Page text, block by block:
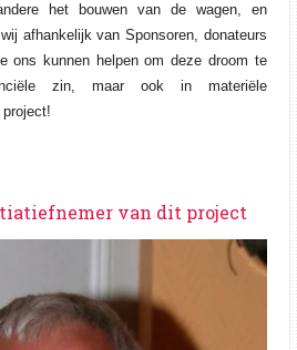
het bouwen van de wagen, en
afhankelijk van Sponsoren, donateurs
ons kunnen helpen om deze droom te
zin, maar ook in materiële
van dit project